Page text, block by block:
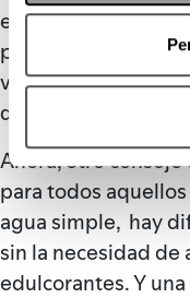
ejemplo, la energía
pueden sacar de la
verduras, haciendo
digestión y la
Ahora, otro
para todos
agua simple, hay
sin la necesidad de
edulcorantes. Y